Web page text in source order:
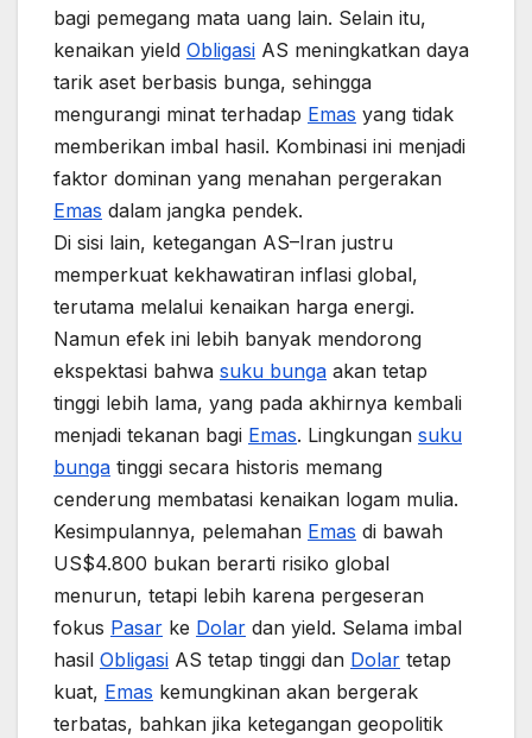
bagi pemegang mata uang lain. Selain itu,
kenaikan yield Obligasi AS meningkatkan daya
tarik aset berbasis bunga, sehingga
mengurangi minat terhadap Emas yang tidak
memberikan imbal hasil. Kombinasi ini menjadi
faktor dominan yang menahan pergerakan
Emas dalam jangka pendek.
Di sisi lain, ketegangan AS–Iran justru
memperkuat kekhawatiran inflasi global,
terutama melalui kenaikan harga energi.
Namun efek ini lebih banyak mendorong
ekspektasi bahwa suku bunga akan tetap
tinggi lebih lama, yang pada akhirnya kembali
menjadi tekanan bagi Emas. Lingkungan suku
bunga tinggi secara historis memang
cenderung membatasi kenaikan logam mulia.
Kesimpulannya, pelemahan Emas di bawah
US$4.800 bukan berarti risiko global
menurun, tetapi lebih karena pergeseran
fokus Pasar ke Dolar dan yield. Selama imbal
hasil Obligasi AS tetap tinggi dan Dolar tetap
kuat, Emas kemungkinan akan bergerak
terbatas, bahkan jika ketegangan geopolitik